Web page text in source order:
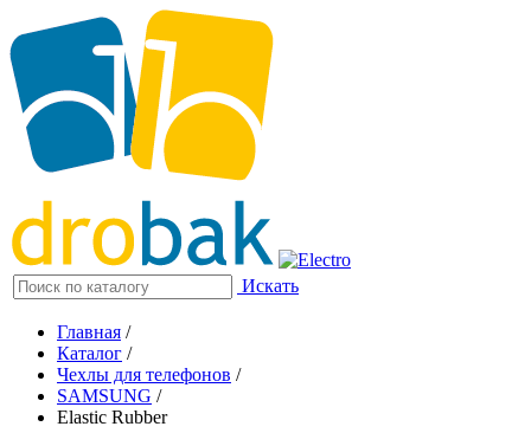
Искать
Главная /
Каталог /
Чехлы для телефонов /
SAMSUNG /
Elastic Rubber